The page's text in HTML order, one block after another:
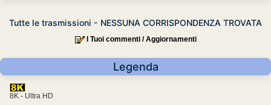
Tutte le trasmissioni - NESSUNA CORRISPONDENZA TROVATA
I Tuoi commenti / Aggiornamenti
Legenda
8K - Ultra HD